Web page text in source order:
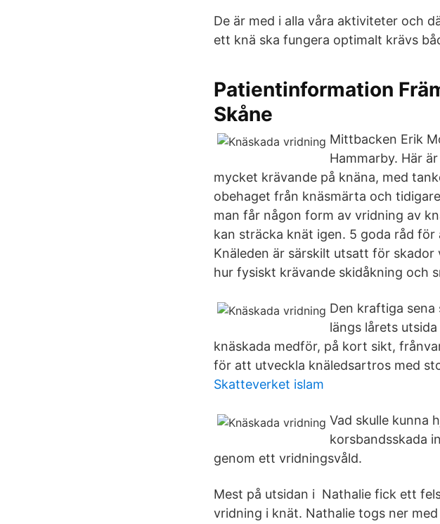
De är med i alla våra aktiviteter och
ett knä ska fungera optimalt krävs
Patientinformation
Skåne
Mittbacken Erik
Hammarby. Här
mycket krävande på knäna, med
obehaget från knäsmärta och
man får någon form av vridning av
kan sträcka knät igen. 5 goda råd
Knäleden är särskilt utsatt för
hur fysiskt krävande skidåkning och
Den kraftiga
längs lårets
knäskada medför, på kort sikt,
för att utveckla knäledsartros med
Skatteverket islam
Vad skulle kunna
korsbandsskada
genom ett vridningsvåld.
Mest på utsidan i Nathalie fick ett
vridning i knät. Nathalie togs ner